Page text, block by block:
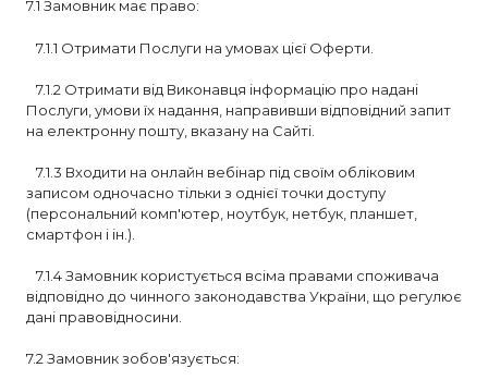
7.1 Замовник має право:
7.1.1 Отримати Послуги на умовах цієї Оферти.
7.1.2 Отримати від Виконавця інформацію про надані
Послуги, умови їх надання, направивши відповідний запит
на електронну пошту, вказану на Сайті.
7.1.3 Входити на онлайн вебінар під своїм обліковим
записом одночасно тільки з однієї точки доступу
(персональний комп'ютер, ноутбук, нетбук, планшет,
смартфон і ін.).
7.1.4 Замовник користується всіма правами споживача
відповідно до чинного законодавства України, що регулює
дані правовідносини.
7.2 Замовник зобов'язується: